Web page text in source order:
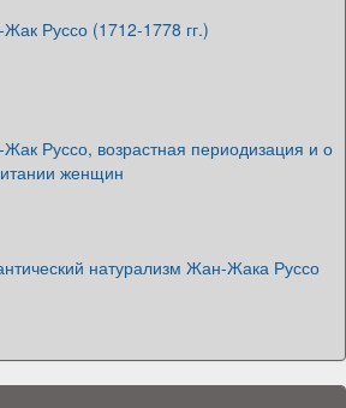
Руссо (1712-1778 гг.)
Руссо, возрастная периодизация и о
женщин
натурализм Жан-Жака Руссо